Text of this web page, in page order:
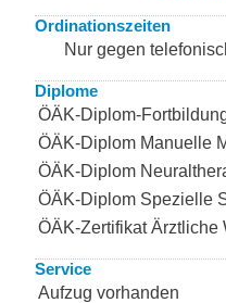
Ordinationszeiten
Nur gegen
Diplome
ÖÄK-Diplom-
ÖÄK-Diplom Manuelle
ÖÄK-Diplom
ÖÄK-Diplom Spezielle
ÖÄK-Zertifikat Ärztliche
Service
Aufzug vorhanden